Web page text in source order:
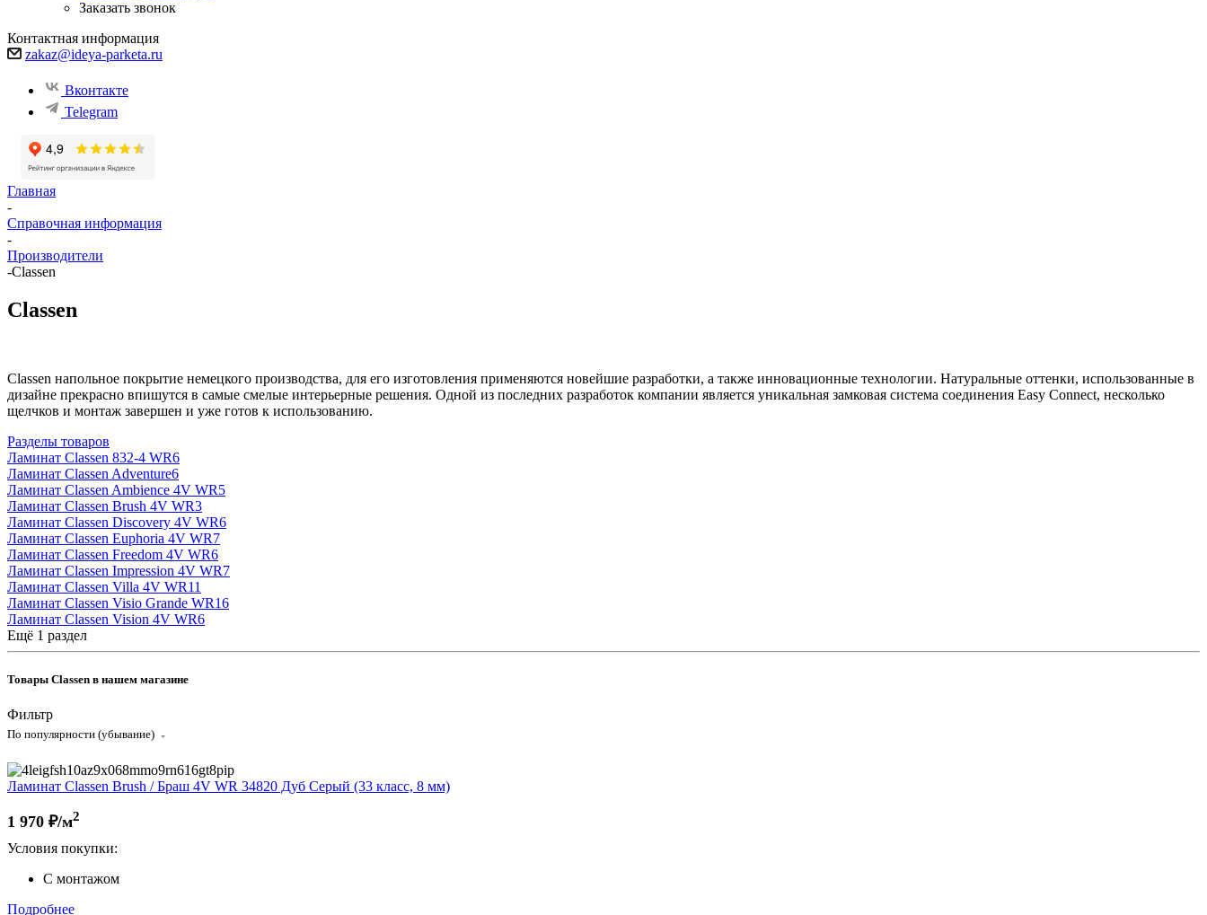
Заказать звонок
Контактная информация
zakaz@ideya-parketa.ru
Вконтакте
Telegram
Главная
-
Справочная информация
-
Производители
-Classen
Classen
Classen напольное покрытие немецкого производства, для его изготовления применяются новейшие разработки, а также инновационные технологии. Натуральные оттенки, использованные в
дизайне прекрасно впишутся в самые смелые интерьерные решения. Одной из последних разработок компании является уникальная замковая система соединения Easy Connect, несколько
щелчков и монтаж завершен и уже готов к использованию.
Разделы товаров
Ламинат Classen 832-4 WR6
Ламинат Classen Adventure6
Ламинат Classen Ambience 4V WR5
Ламинат Classen Brush 4V WR3
Ламинат Classen Discovery 4V WR6
Ламинат Classen Euphoria 4V WR7
Ламинат Classen Freedom 4V WR6
Ламинат Classen Impression 4V WR7
Ламинат Classen Villa 4V WR11
Ламинат Classen Visio Grande WR16
Ламинат Classen Vision 4V WR6
Ещё 1 раздел
Товары Classen в нашем магазине
Фильтр
По популярности (убывание)
Ламинат Classen Brush / Браш 4V WR 34820 Дуб Серый (33 класс, 8 мм)
1 970 ₽/м2
Условия покупки:
С монтажом
Подробнее